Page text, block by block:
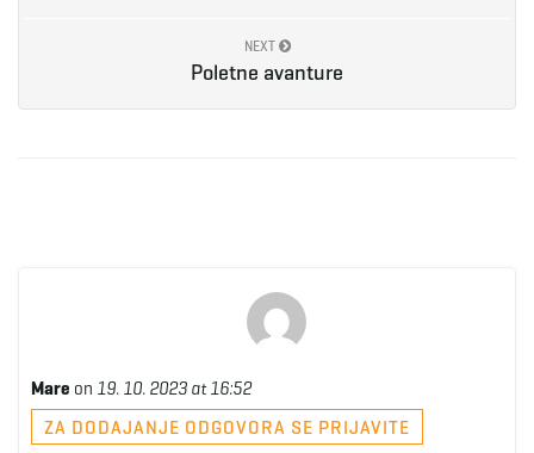
NEXT
Poletne avanture
Mare on 19. 10. 2023 at 16:52
ZA DODAJANJE ODGOVORA SE PRIJAVITE